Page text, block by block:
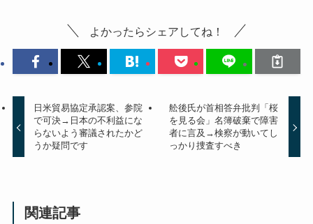
よかったらシェアしてね！
日米貿易協定承認案、参院
で可決→日本の不利益にな
らないよう審議されたかど
うか疑問です
舩後氏が首相答弁批判「桜
を見る会」名簿破棄で障害
者に言及→検察が動いてし
っかり捜査すべき
関連記事